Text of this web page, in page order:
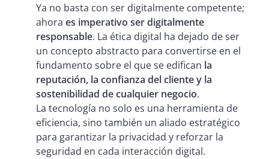
Ya no basta con ser digitalmente competente;
ahora es imperativo ser digitalmente
responsable. La ética digital ha dejado de ser
un concepto abstracto para convertirse en el
fundamento sobre el que se edifican la
reputación, la confianza del cliente y la
sostenibilidad de cualquier negocio.
La tecnología no solo es una herramienta de
eficiencia, sino también un aliado estratégico
para garantizar la privacidad y reforzar la
seguridad en cada interacción digital.